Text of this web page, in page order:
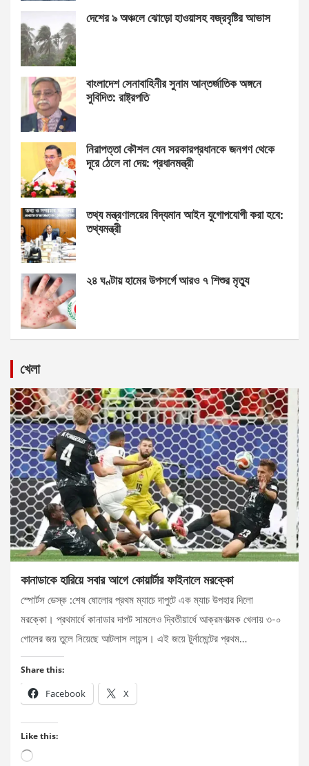
দেশের ৯ অঞ্চলে ঝোড়ো হাওয়াসহ বজ্রবৃষ্টির আভাস
বাংলাদেশ সেনাবাহিনীর সুনাম আন্তর্জাতিক অঙ্গনে
সুবিদিত: রাষ্ট্রপতি
নিরাপত্তা কৌশল যেন সরকারপ্রধানকে জনগণ থেকে
দূরে ঠেলে না দেয়: প্রধানমন্ত্রী
তথ্য মন্ত্রণালয়ের বিদ্যমান আইন যুগোপযোগী করা হবে:
তথ্যমন্ত্রী
২৪ ঘণ্টায় হামের উপসর্গে আরও ৭ শিশুর মৃত্যু
খেলা
কানাডাকে হারিয়ে সবার আগে কোয়ার্টার ফাইনালে মরক্কো
স্পোর্টস ডেস্ক :শেষ ষোলোর প্রথম ম্যাচে দাপুটে এক ম্যাচ উপহার দিলো
মরক্কো। প্রথমার্ধে কানাডার দাপট সামলেও দ্বিতীয়ার্ধে আক্রমণাত্মক খেলায় ৩-০
গোলের জয় তুলে নিয়েছে আটলাস লায়ন্স। এই জয়ে টুর্নামেন্টের প্রথম…
Share this:
Facebook X
Like this:
Loading…